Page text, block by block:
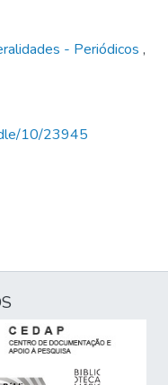
- Periódicos ,
10/23945